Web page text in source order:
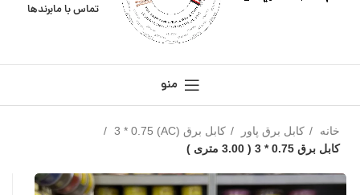
تماس با مابرندها
منو
خانه کابل برق پاور
کابل برق (AC) 3 * 0.75
کابل برق 0.75 * 3 ( 3.00 متری )